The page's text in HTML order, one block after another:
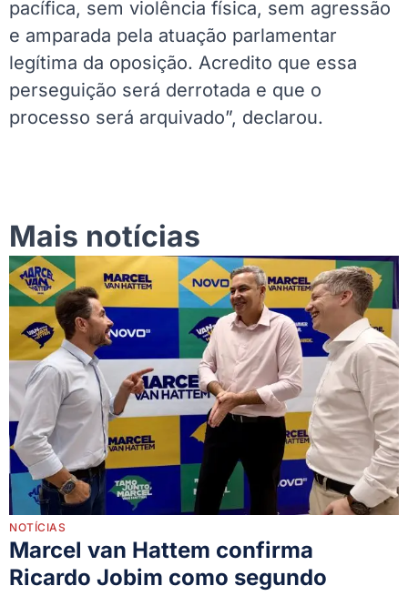
pacífica, sem violência física, sem agressão
e amparada pela atuação parlamentar
legítima da oposição. Acredito que essa
perseguição será derrotada e que o
processo será arquivado”, declarou.
Mais notícias
NOTÍCIAS
Marcel van Hattem confirma
Ricardo Jobim como segundo